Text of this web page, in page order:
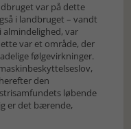
var på dette
i landbruget – vandt
var
var et område, der
følgevirkninger.
den
løbende
er det bærende,